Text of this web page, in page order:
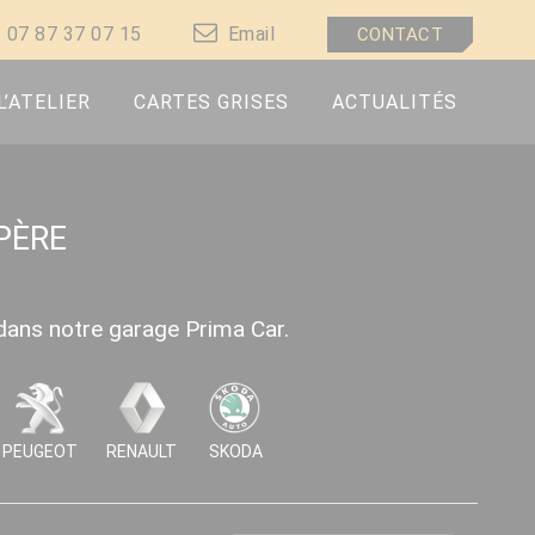
07 87 37 07 15 Email CONTACT
CARTES GRISES ACTUALITÉS
notre garage Prima Car.
PEUGEOT RENAULT SKODA